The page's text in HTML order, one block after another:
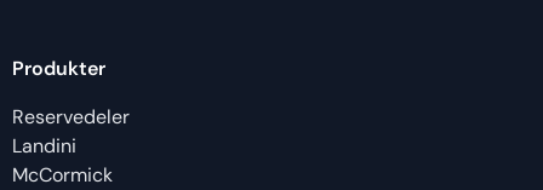
Produkter
Reservedeler
Landini
McCormick